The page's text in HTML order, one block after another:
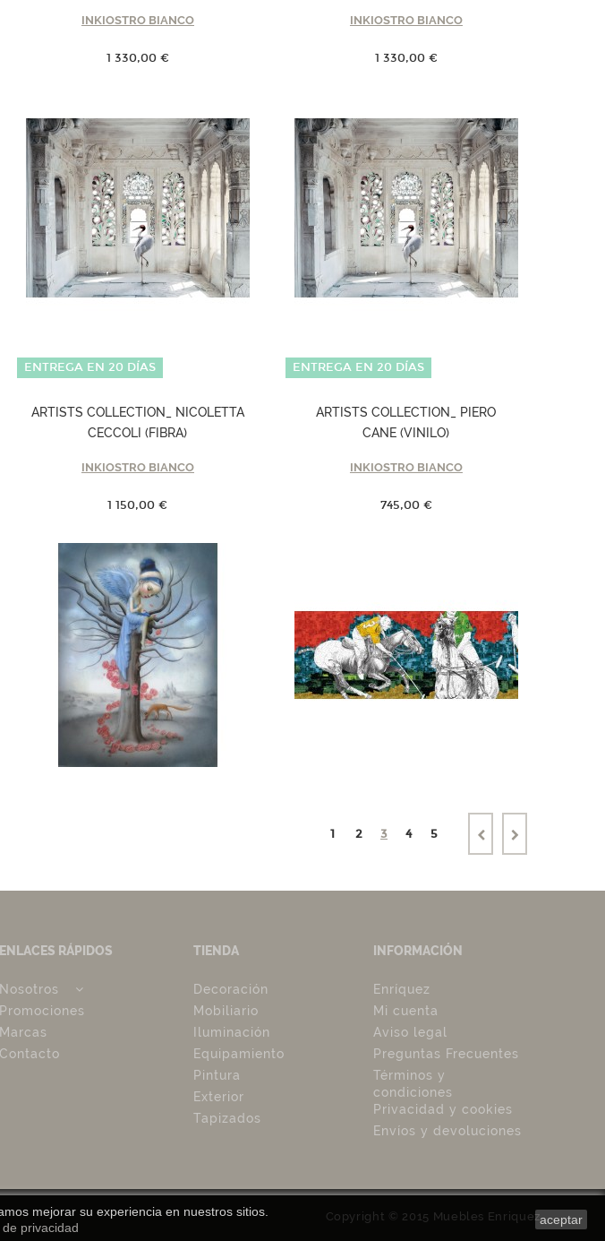
INKIOSTRO BIANCO
1 330,00 €
INKIOSTRO BIANCO
1 330,00 €
ENTREGA EN 20 DÍAS
ARTISTS COLLECTION_ NICOLETTA
CECCOLI (FIBRA)
INKIOSTRO BIANCO
1 150,00 €
ENTREGA EN 20 DÍAS
ARTISTS COLLECTION_ PIERO
CANE (VINILO)
INKIOSTRO BIANCO
745,00 €
1 2 3 4 5
ENLACES RÁPIDOS
Nosotros
Promociones
Marcas
Contacto
TIENDA
Decoración
Mobiliario
Iluminación
Equipamiento
Pintura
Exterior
Tapizados
INFORMACIÓN
Enríquez
Mi cuenta
Aviso legal
Preguntas Frecuentes
Términos y
condiciones
Privacidad y cookies
Envíos y devoluciones
mejorar su experiencia en nuestros sitios.
privacidad
aceptar
Copyright © 2015 Muebles Enriquez